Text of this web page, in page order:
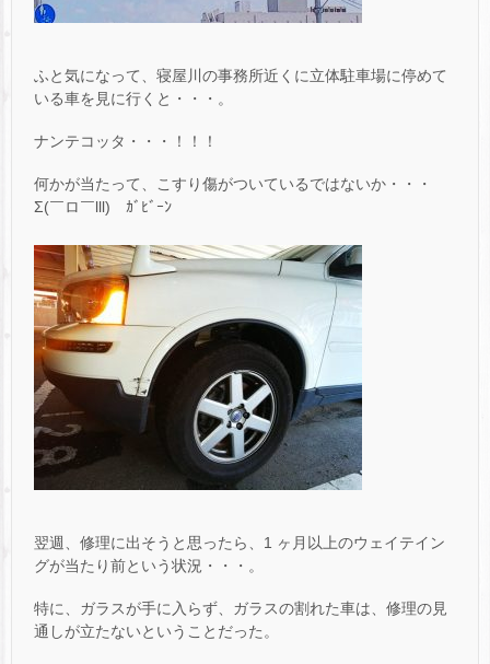
ふと気になって、寝屋川の事務所近くに立体駐車場に停めて
いる車を見に行くと・・・。
ナンテコッタ・・・！！！
何かが当たって、こすり傷がついているではないか・・・
Σ(￣ロ￣lll) ｶﾞﾋﾞｰﾝ
翌週、修理に出そうと思ったら、1 ヶ月以上のウェイテイン
グが当たり前という状況・・・。
特に、ガラスが手に入らず、ガラスの割れた車は、修理の見
通しが立たないということだった。